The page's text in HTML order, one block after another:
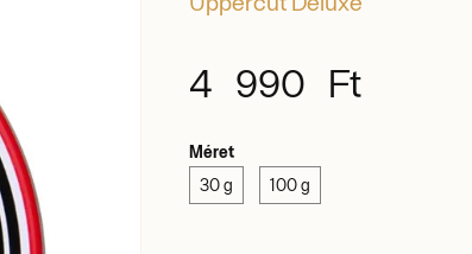
4 990 Ft
Méret
30 g 100 g